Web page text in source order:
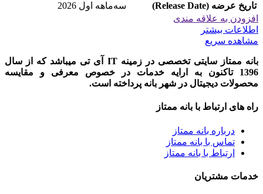
تاریخ عرضه (Release Date)
سه‌ماهه اول 2026
افزودن به علاقه مندی
اطلاعات بیشتر
مشاهده سریع
بانه ممتاز سایتی تخصصی در زمینه IT آی تی میباشد که از سال
1396 تاکنون به ارایه خدمات در خصوص معرفی و مقایسه
محصولات دیجیتال در شهر بانه پرداخته است.
راه های ارتباط با بانه ممتاز
درباره بانه ممتاز
تماس با بانه ممتاز
ارتباط با بانه ممتاز
خدمات مشتریان